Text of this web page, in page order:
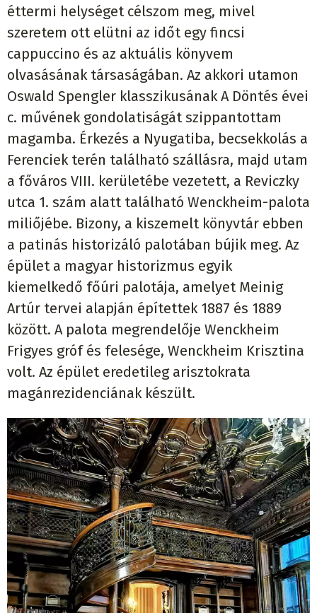
éttermi helységet célszom meg, mivel
szeretem ott elütni az időt egy fincsi
cappuccino és az aktuális könyvem
olvasásának társaságában. Az akkori utamon
Oswald Spengler klasszikusának A Döntés évei
c. művének gondolatiságát szippantottam
magamba. Érkezés a Nyugatiba, becsekkolás a
Ferenciek terén található szállásra, majd utam
a főváros VIII. kerületébe vezetett, a Reviczky
utca 1. szám alatt található Wenckheim-palota
miliőjébe. Bizony, a kiszemelt könyvtár ebben
a patinás historizáló palotában bújik meg. Az
épület a magyar historizmus egyik
kiemelkedő főúri palotája, amelyet Meinig
Artúr tervei alapján építettek 1887 és 1889
között. A palota megrendelője Wenckheim
Frigyes gróf és felesége, Wenckheim Krisztina
volt. Az épület eredetileg arisztokrata
magánrezidenciának készült.